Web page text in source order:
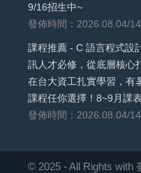
9/16招生中~
發佈時間：2026.08.04/
課程推薦 - C 語言程式設
訊人才必修，從底層核心
在台大資工扎實學習，有
課程任你選擇！8~9月課
發佈時間：2026.08.04/
© 2025 - All Rights with